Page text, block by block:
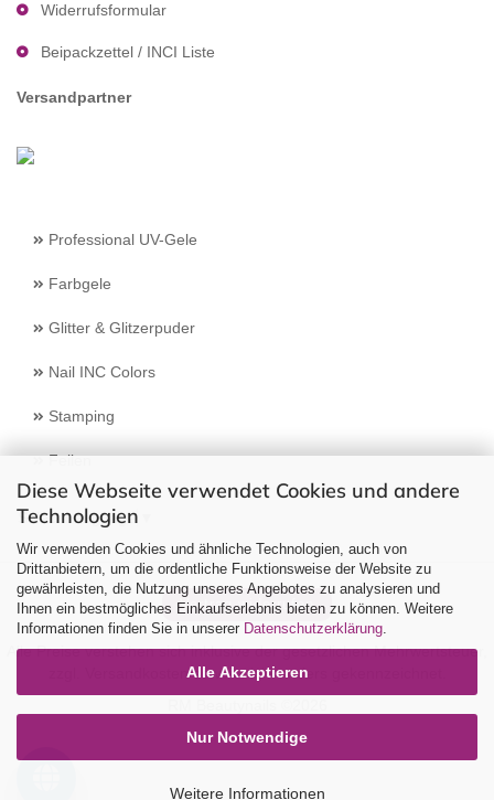
Diese Webseite verwendet Cookies und andere
Technologien
Wir verwenden Cookies und ähnliche Technologien, auch von
Drittanbietern, um die ordentliche Funktionsweise der Website zu
gewährleisten, die Nutzung unseres Angebotes zu analysieren und
Ihnen ein bestmögliches Einkaufserlebnis bieten zu können. Weitere
Informationen finden Sie in unserer Datenschutzerklärung
Alle Akzeptieren
Nur Notwendige
Weitere Informationen
Widerrufsformular
Beipackzettel / INCI Liste
Versandpartner
Professional UV-Gele
Farbgele
Glitter & Glitzerpuder
Nail INC Colors
Stamping
Feilen
Select Language
Vertrag widerrufen
Alle Preise verstehen sich inklusive der gesetzlichen Mehrwertsteuer,
Versandkostensoweit nicht anders gekennzeichnet.